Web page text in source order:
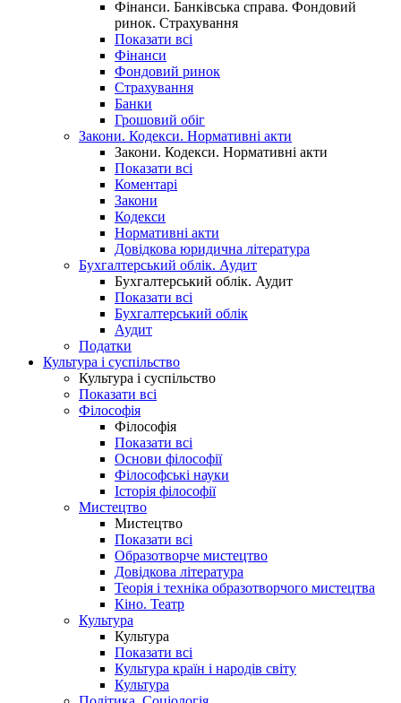
Фінанси. Банківська справа. Фондовий
ринок. Страхування
Показати всі
Фінанси
Фондовий ринок
Страхування
Банки
Грошовий обіг
Закони. Кодекси. Нормативні акти
Закони. Кодекси. Нормативні акти
Показати всі
Коментарі
Закони
Кодекси
Нормативні акти
Довідкова юридична література
Бухгалтерський облік. Аудит
Бухгалтерський облік. Аудит
Показати всі
Бухгалтерський облік
Аудит
Податки
Культура і суспільство
Культура і суспільство
Показати всі
Філософія
Філософія
Показати всі
Основи філософії
Філософські науки
Історія філософії
Мистецтво
Мистецтво
Показати всі
Образотворче мистецтво
Довідкова література
Теорія і техніка образотворчого мистецтва
Кіно. Театр
Культура
Культура
Показати всі
Культура країн і народів світу
Культура